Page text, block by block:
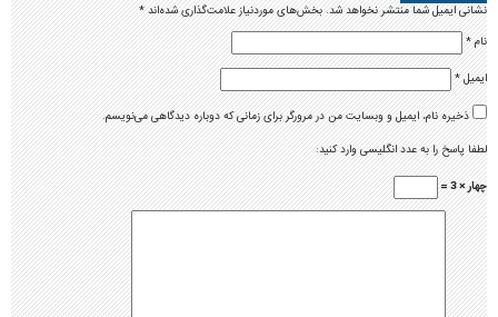
نشانی ایمیل شما منتشر نخواهد شد.بخش‌های موردنیاز علامت‌گذاری شده‌اند*
نام*
ایمیل*
ذخیره نام، ایمیل و وبسایت من در مرورگر برای زمانی که دوباره دیدگاهی می‌نویسم.
لطفا پاسخ را به عدد انگلیسی وارد کنید:
چهار × 3 =